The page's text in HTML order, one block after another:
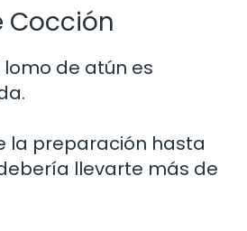
Cocción
lomo de atún es
la preparación hasta
llevarte más de